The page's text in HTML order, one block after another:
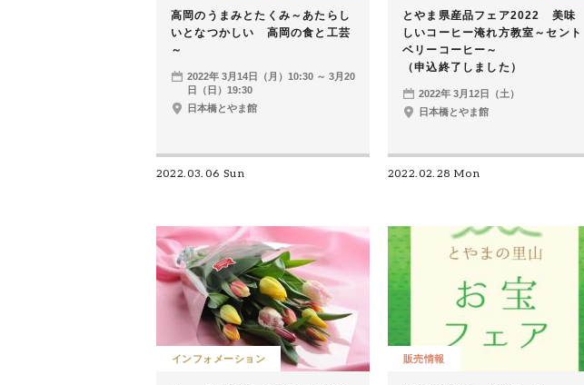
高岡のうまみとたくみ～あたらし
いとなつかしい 高岡の食と工芸
～
2022年 3月14日（月）10:30 ～ 3月20
日（日）19:30
日本橋とやま館
2022.03.06 Sun
とやま県産品フェア2022 美味
しいコーヒー淹れ方教室～セント
ベリーコーヒー～
（申込終了しました）
2022年 3月12日（土）
日本橋とやま館
2022.02.28 Mon
インフォメーション 販売情報